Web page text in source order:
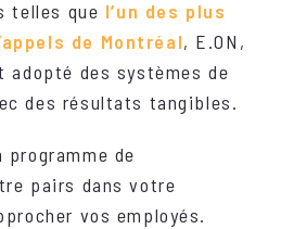
telles que l’un des plus
de Montréal, E.ON,
adopté des systèmes de
des résultats tangibles.
de
pairs dans votre
vos employés.